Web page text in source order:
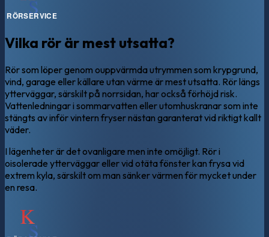
Vilka rör är mest utsatta?
Rör som löper genom ouppvärmda utrymmen som krypgrund,
vind, garage eller källare utan värme är mest utsatta. Rör längs
ytterväggar, särskilt på norrsidan, har också förhöjd risk.
Vattenledningar i sommarvatten eller utomhuskranar som inte
stängts av inför vintern fryser nästan garanterat vid riktigt kallt
väder.
I lägenheter är det ovanligare men inte omöjligt. Rör i
oisolerade ytterväggar eller vid otäta fönster kan frysa vid
extrem kyla, särskilt om man sänker värmen för mycket under
en resa.